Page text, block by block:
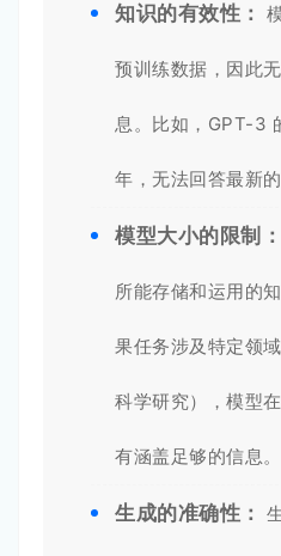
知识的有效性：
预训练数据，因此
息。比如，GPT-3
年，无法回答最新的
模型大小的限制：
所能存储和运用的
果任务涉及特定领
科学研究），模型
有涵盖足够的信息。
生成的准确性：